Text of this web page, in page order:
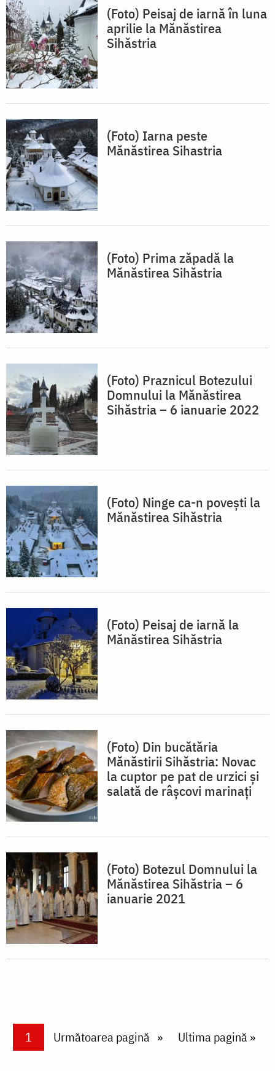
(Foto) Peisaj de iarnă în luna
aprilie la Mănăstirea
Sihăstria
(Foto) Iarna peste
Mănăstirea Sihastria
(Foto) Prima zăpadă la
Mănăstirea Sihăstria
(Foto) Praznicul Botezului
Domnului la Mănăstirea
Sihăstria – 6 ianuarie 2022
(Foto) Ninge ca-n povești la
Mănăstirea Sihăstria
(Foto) Peisaj de iarnă la
Mănăstirea Sihăstria
(Foto) Din bucătăria
Mănăstirii Sihăstria: Novac
la cuptor pe pat de urzici și
salată de râșcovi marinați
(Foto) Botezul Domnului la
Mănăstirea Sihăstria – 6
ianuarie 2021
PaginareCurrent page
1 Next page
Următoarea pagină Last page
Ultima pagină »